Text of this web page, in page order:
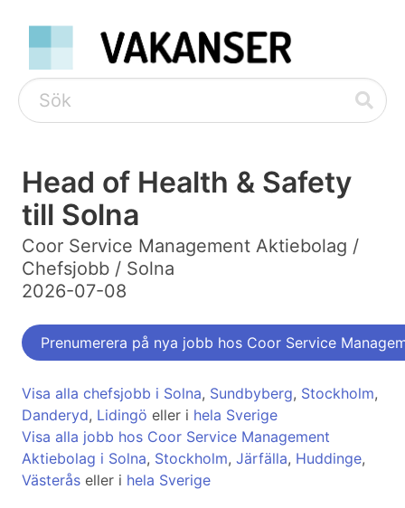
Head of Health & Safety
till Solna
Coor Service Management Aktiebolag /
Chefsjobb / Solna
2026-07-08
Prenumerera på nya jobb hos Coor Service
Visa alla chefsjobb i Solna, Sundbyberg, Stockholm,
Danderyd, Lidingö eller i hela Sverige
Visa alla jobb hos Coor Service Management
Aktiebolag i Solna, Stockholm, Järfälla, Huddinge,
Västerås eller i hela Sverige